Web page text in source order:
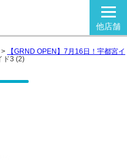
他店舗
>
【GRND OPEN】7月16日！宇都宮イ
ド3 (2)